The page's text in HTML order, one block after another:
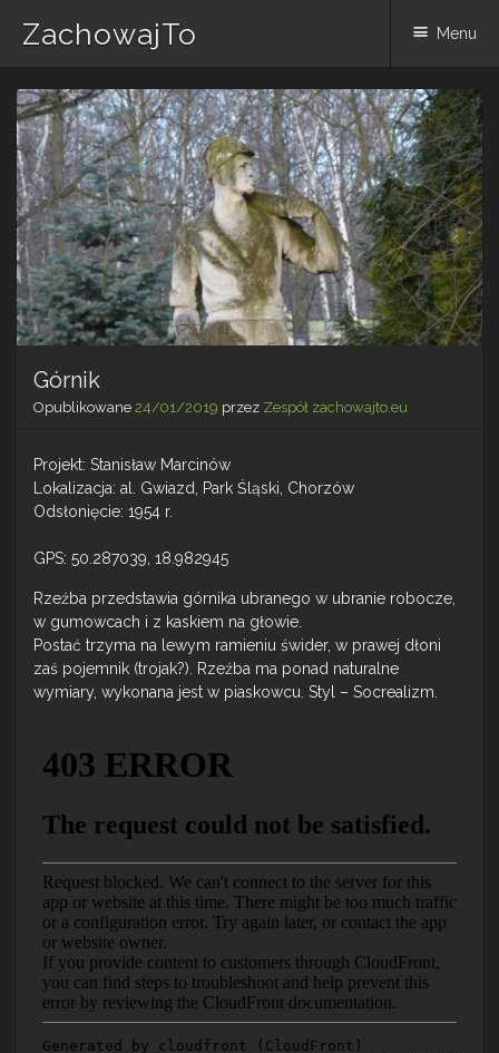
ZachowajTo Menu
Skip
to
content
Górnik
Opublikowane 24/01/2019 przez Zespół zachowajto.eu
Projekt: Stanisław Marcinów
Lokalizacja: al. Gwiazd, Park Śląski, Chorzów
Odsłonięcie: 1954 r.
GPS: 50.287039, 18.982945
Rzeźba przedstawia górnika ubranego w ubranie robocze,
w gumowcach i z kaskiem na głowie.
Postać trzyma na lewym ramieniu świder, w prawej dłoni
zaś pojemnik (trojak?). Rzeźba ma ponad naturalne
wymiary, wykonana jest w piaskowcu. Styl – Socrealizm.